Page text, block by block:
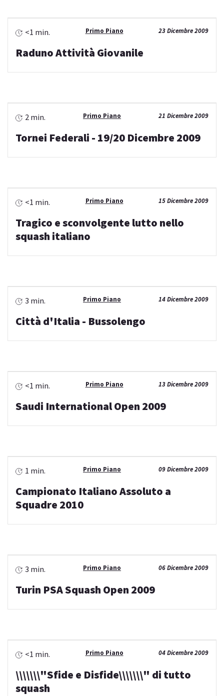
23 Dicembre 2009
Primo Piano
<1 min.
Raduno Attività Giovanile
21 Dicembre 2009
Primo Piano
2 min.
Tornei Federali - 19/20 Dicembre 2009
15 Dicembre 2009
Primo Piano
<1 min.
Tragico e sconvolgente lutto nello
squash italiano
14 Dicembre 2009
Primo Piano
3 min.
Città d'Italia - Bussolengo
13 Dicembre 2009
Primo Piano
<1 min.
Saudi International Open 2009
09 Dicembre 2009
Primo Piano
1 min.
Campionato Italiano Assoluto a
Squadre 2010
06 Dicembre 2009
Primo Piano
3 min.
Turin PSA Squash Open 2009
04 Dicembre 2009
Primo Piano
<1 min.
\\\\\\\"Sfide e Disfide\\\\\\\" di tutto
squash